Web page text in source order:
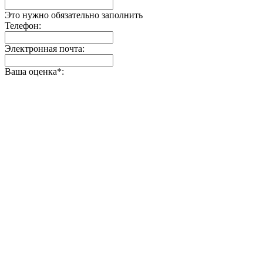
Это нужно обязательно заполнить
Телефон:
Электронная почта:
Ваша оценка*: